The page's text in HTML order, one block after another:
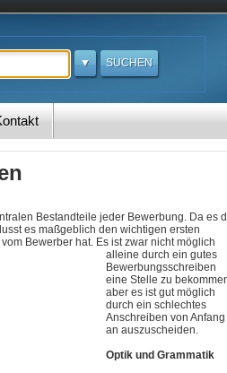
Suchen
Bestandteile jeder Bewerbung. Da es
es maßgeblich den wichtigen ersten
Bewerber hat. Es ist zwar nicht möglich
alleine durch ein gutes
Bewerbungsschreiben
eine Stelle zu
aber es ist gut möglich
durch ein schlechtes
Anschreiben von Anfang
an auszuscheiden.
Optik und Grammatik